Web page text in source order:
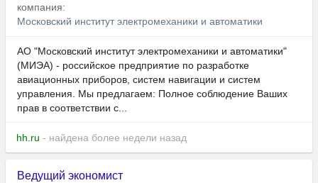
компания:
Московский институт электромеханики и автоматики
АО "Московский институт электромеханики и автоматики"
(МИЭА) - российское предприятие по разработке
авиационных приборов, систем навигации и систем
управления. Мы предлагаем: Полное соблюдение Ваших
прав в соответствии с...
hh.ru - найдена более недели назад
Ведущий экономист